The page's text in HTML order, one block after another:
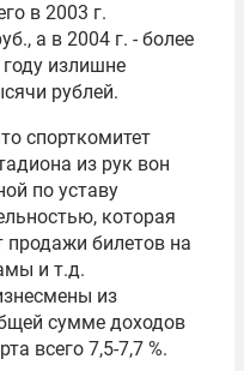
в 2003 г.
а в 2004 г. - более
излишне
рублей.
спорткомитет
из рук вон
по уставу
которая
продажи билетов на
и т.д.
из
сумме доходов
всего 7,5-7,7 %.